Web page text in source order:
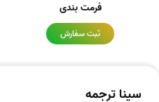
فرمت بندی
ثبت سفارش
سینا ترجمه